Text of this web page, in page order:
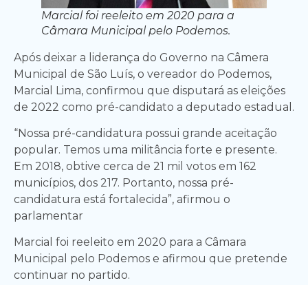
Marcial foi reeleito em 2020 para a
Câmara Municipal pelo Podemos.
Após deixar a liderança do Governo na Câmera
Municipal de São Luís, o vereador do Podemos,
Marcial Lima, confirmou que disputará as eleições
de 2022 como pré-candidato a deputado estadual.
“Nossa pré-candidatura possui grande aceitação
popular. Temos uma militância forte e presente.
Em 2018, obtive cerca de 21 mil votos em 162
municípios, dos 217. Portanto, nossa pré-
candidatura está fortalecida”, afirmou o
parlamentar
Marcial foi reeleito em 2020 para a Câmara
Municipal pelo Podemos e afirmou que pretende
continuar no partido.